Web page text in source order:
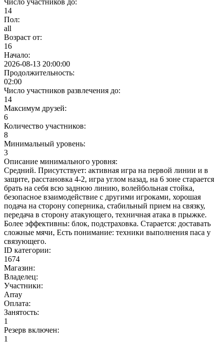
14
Пол:
all
Возраст от:
16
Начало:
2026-08-13 20:00:00
Продолжительность:
02:00
Число участников развлечения до:
14
Максимум друзей:
6
Количество участников:
8
Минимальный уровень:
3
Описание минимального уровня:
Средний. Присутствует: активная игра на первой линии и в
защите, расстановка 4-2, игра углом назад, на 6 зоне старается
брать на себя всю заднюю линию, волейбольная стойка,
безопасное взаимодействие с другими игроками, хорошая
подача на сторону соперника, стабильный прием на связку,
передача в сторону атакующего, техничная атака в прыжке.
Более эффективны: блок, подстраховка. Старается: доставать
сложные мячи, Есть понимание: техники выполнения паса у
связующего.
ID категории:
1674
Магазин:
Владелец:
Участники:
Array
Оплата:
Занятость:
1
Резерв включен:
1